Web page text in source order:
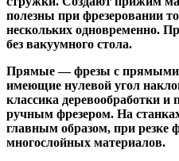
полезны при фрезеровании
нескольких одновременно.
без вакуумного стола.
Прямые— фрезы с
имеющие нулевой угол
классика деревообработки
ручным фрезером. На
главным образом, при резке
многослойных материалов.